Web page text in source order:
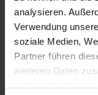
analysieren.
Verwendung
soziale Medien,
Partner führen
weiteren Daten
haben oder die sie